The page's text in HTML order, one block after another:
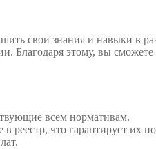
свои знания и навыки в
этому, вы
всем нормативам.
реестр, что гарантирует их